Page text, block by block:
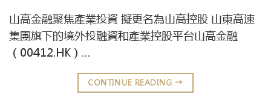
山高金融聚焦產業投資 擬更名為山高控股 山東高速
集團旗下的境外投融資和產業控股平台山高金融
（00412.HK）…
CONTINUE READING →